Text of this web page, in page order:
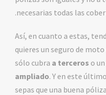
necesarias todas las
Así, en cuanto a estas,
quieres un seguro de moto
sólo cubra a terceros o un
ampliado. Y en este
sepas que una buena